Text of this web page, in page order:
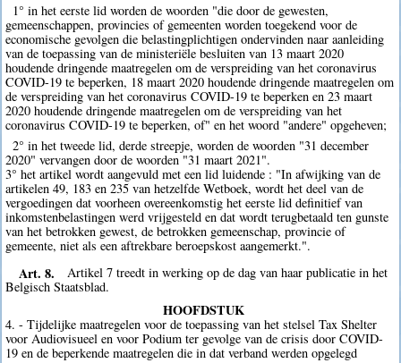
1° in het eerste lid worden de woorden "die door de gewesten,
gemeenschappen, provincies of gemeenten worden toegekend voor de
economische gevolgen die belastingplichtigen ondervinden naar aanleiding
van de toepassing van de ministeriële besluiten van 13 maart 2020
houdende dringende maatregelen om de verspreiding van het coronavirus
COVID-19 te beperken, 18 maart 2020 houdende dringende maatregelen om
de verspreiding van het coronavirus COVID-19 te beperken en 23 maart
2020 houdende dringende maatregelen om de verspreiding van het
coronavirus COVID-19 te beperken, of" en het woord "andere" opgeheven;
2° in het tweede lid, derde streepje, worden de woorden "31 december
2020" vervangen door de woorden "31 maart 2021".
3° het artikel wordt aangevuld met een lid luidende : "In afwijking van de
artikelen 49, 183 en 235 van hetzelfde Wetboek, wordt het deel van de
vergoedingen dat voorheen overeenkomstig het eerste lid definitief van
inkomstenbelastingen werd vrijgesteld en dat wordt terugbetaald ten gunste
van het betrokken gewest, de betrokken gemeenschap, provincie of
gemeente, niet als een aftrekbare beroepskost aangemerkt.".
Art. 8.
Artikel 7 treedt in werking op de dag van haar publicatie in het
Belgisch Staatsblad.
HOOFDSTUK
4. - Tijdelijke maatregelen voor de toepassing van het stelsel Tax Shelter
voor Audiovisueel en voor Podium ter gevolge van de crisis door COVID-
19 en de beperkende maatregelen die in dat verband werden opgelegd